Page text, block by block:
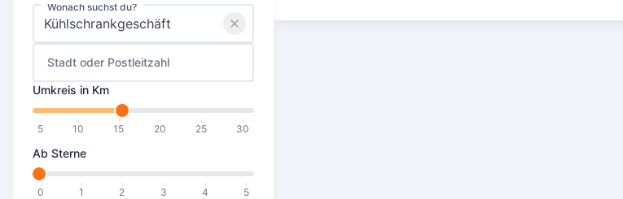
Wonach suchst du?
Stadt oder Postleitzahl
Umkreis in Km
5 10 15 20 25 30
Ab Sterne
0 1 2 3 4 5